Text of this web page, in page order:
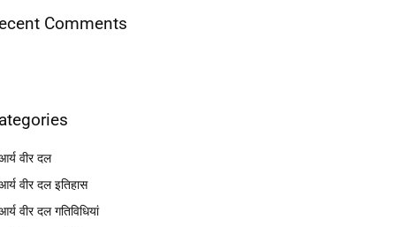
Comments
वीर दल
वीर दल इतिहास
वीर दल गतिविधियां